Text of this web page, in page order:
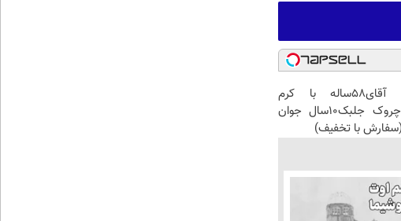
این آقای58ساله با کرم
ضدچروک جلبک10سال جوان
با تخفیف)